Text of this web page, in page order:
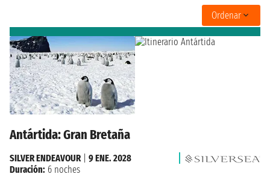
Ordenar
Antártida: Gran Bretaña
SILVER ENDEAVOUR
9 ENE. 2028
Duración: 6 noches